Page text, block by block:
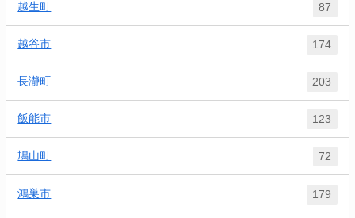
越生町 87
越谷市 174
長瀞町 203
飯能市 123
鳩山町 72
鴻巣市 179